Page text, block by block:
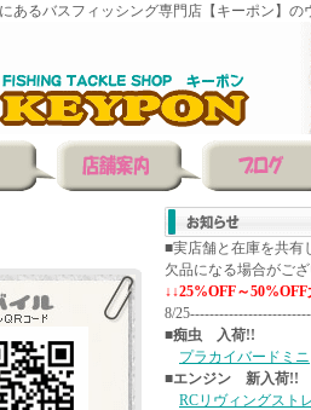
あるバスフィッシング専門店【キーポン】の
■実店舗と在庫を共有
欠品になる場合がご
↓↓25%OFF～
8/
■痴虫 入荷!!
プラカイバードミニ
■エンジン 新入荷!!
RCリヴィングスト